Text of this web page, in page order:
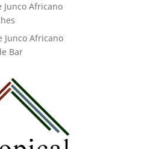
Junco Africano
Junco Africano
Bar